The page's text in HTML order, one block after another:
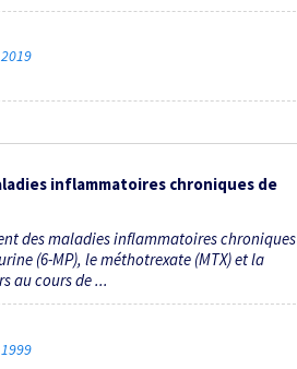
inflammatoires chroniques de
des maladies inflammatoires chroniques
(6-MP), le méthotrexate (MTX) et la
au cours de ...